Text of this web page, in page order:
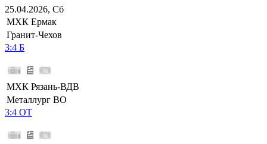
25.04.2026, Сб
МХК Ермак
Гранит-Чехов
3:4 Б
МХК Рязань-ВДВ
Металлург ВО
3:4 ОТ